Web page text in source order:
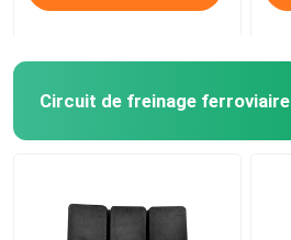
Circuit de freinage ferroviaire